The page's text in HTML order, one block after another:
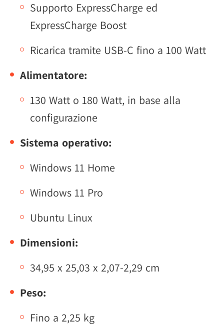
Supporto ExpressCharge ed
ExpressCharge Boost
Ricarica tramite USB-C fino a 100 Watt
Alimentatore:
130 Watt o 180 Watt, in base alla
configurazione
Sistema operativo:
Windows 11 Home
Windows 11 Pro
Ubuntu Linux
Dimensioni:
34,95 x 25,03 x 2,07-2,29 cm
Peso:
Fino a 2,25 kg